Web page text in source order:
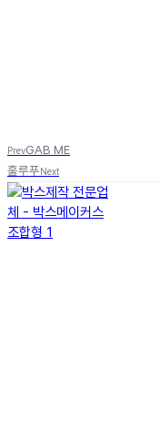
PrevGAB ME
훌루푸Next